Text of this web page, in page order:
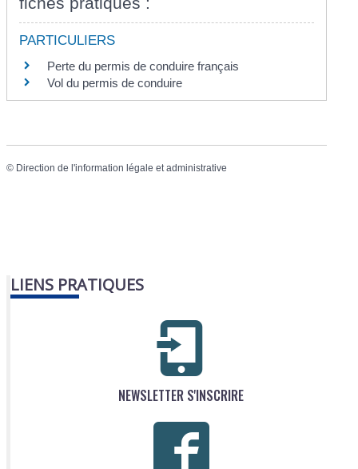
PARTICULIERS
Perte du permis de conduire français
Vol du permis de conduire
© Direction de l'information légale et administrative
LIENS PRATIQUES
NEWSLETTER S'INSCRIRE